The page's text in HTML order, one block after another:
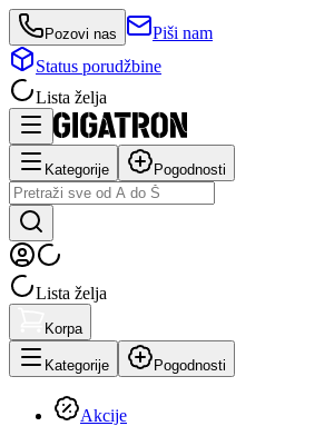
Pozovi nas
Piši nam
Status porudžbine
Lista želja
Kategorije Pogodnosti
Lista želja
Korpa
Kategorije Pogodnosti
Akcije